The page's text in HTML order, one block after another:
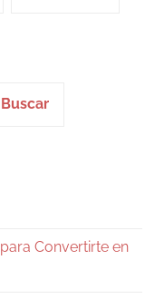
Buscar
Convertirte en